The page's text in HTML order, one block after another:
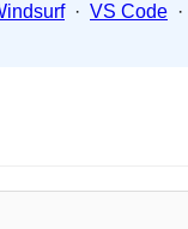
· VS Code ·